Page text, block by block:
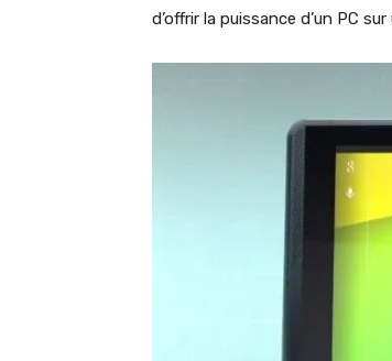
d’offrir la puissance d’un PC